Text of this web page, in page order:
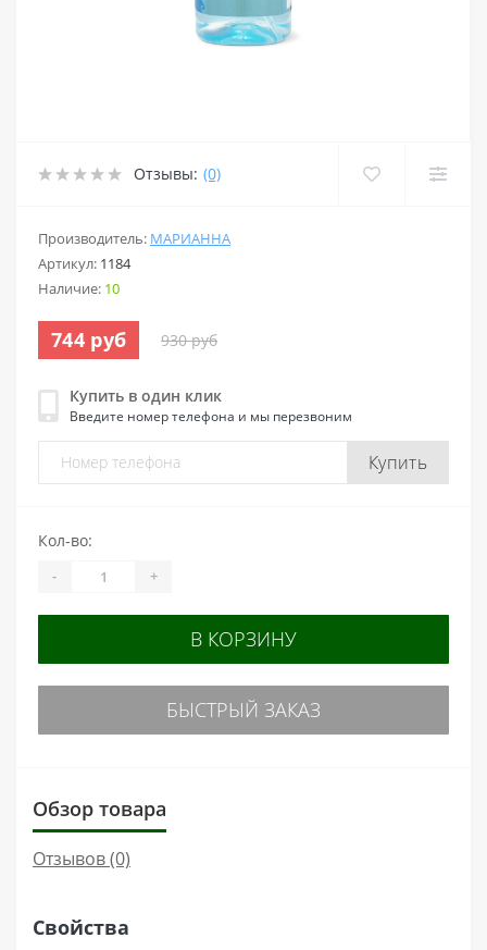
Отзывы: (0)
Производитель: МАРИАННА
Артикул: 1184
Наличие: 10
744 руб 930 руб
Купить в один клик
Введите номер телефона и мы перезвоним
Купить
Кол-во:
- +
В КОРЗИНУ
БЫСТРЫЙ ЗАКАЗ
Обзор товара
Отзывов (0)
Свойства